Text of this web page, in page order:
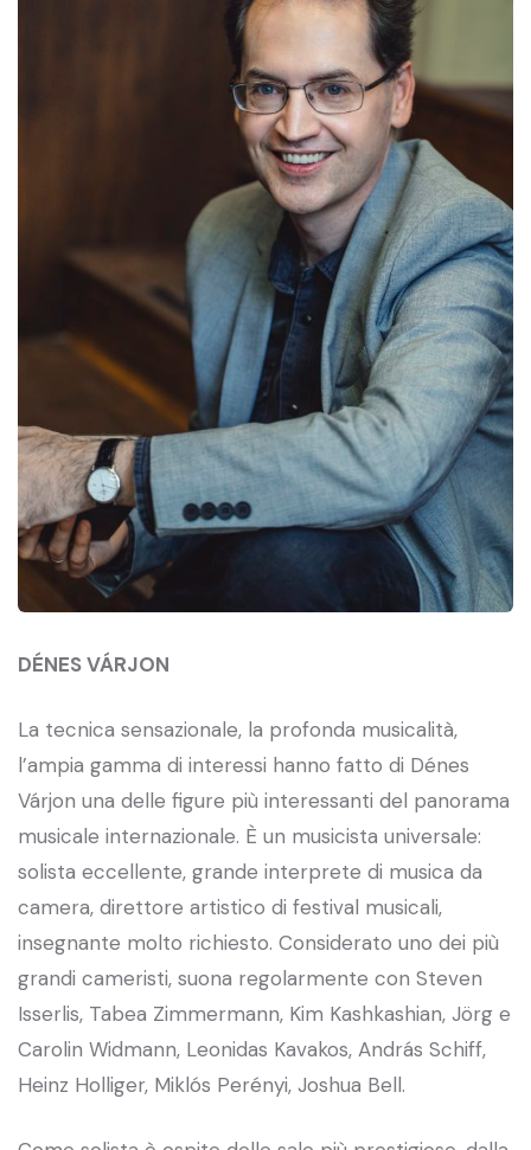
DÉNES VÁRJON
La tecnica sensazionale, la profonda musicalità,
l’ampia gamma di interessi hanno fatto di Dénes
Várjon una delle figure più interessanti del panorama
musicale internazionale. È un musicista universale:
solista eccellente, grande interprete di musica da
camera, direttore artistico di festival musicali,
insegnante molto richiesto. Considerato uno dei più
grandi cameristi, suona regolarmente con Steven
Isserlis, Tabea Zimmermann, Kim Kashkashian, Jörg e
Carolin Widmann, Leonidas Kavakos, András Schiff,
Heinz Holliger, Miklós Perényi, Joshua Bell.